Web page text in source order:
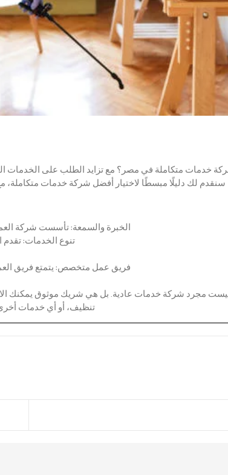
خدمات متكاملة في مصر؟ مع تزايد الطلب على الخدمات
سنقدم لك دليلًا مبسطًا لاختيار أفضل شركة خدمات
الخبرة والسمعة:تأسست شركة العميد عام 2005، ولديها تاريخ طويل من
تنوع الخدمات:تقدم
فريق عمل متخصص:يتمتع فريق
مجرد شركة خدمات عادية. بل هي شريك موثوق يمكنك
تنظيف، أو أي خدمات